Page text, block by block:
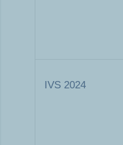
IVS 2024